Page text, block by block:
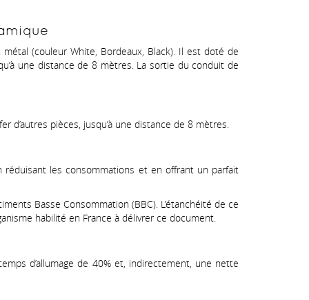
(couleur White, Bordeaux, Black). Il est doté de
une distance de 8 mètres. La sortie du conduit de
d’autres pièces, jusqu’à une distance de 8 mètres.
réduisant les consommations et en offrant un parfait
Basse Consommation (BBC). L’étanchéité de ce
habilité en France à délivrer ce document.
d’allumage de 40% et, indirectement, une nette